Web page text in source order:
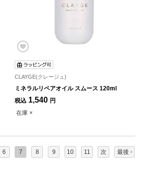
CLAYGE(クレージュ)
ミネラルリペアオイル スムース 120ml
税込 1,540 円
在庫 ×
6 7 8 9 10 11 次 最後